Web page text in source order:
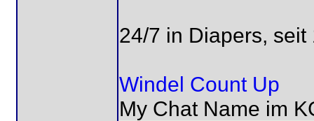
24/7 in Diapers, seit
Windel Count Up
My Chat Name im